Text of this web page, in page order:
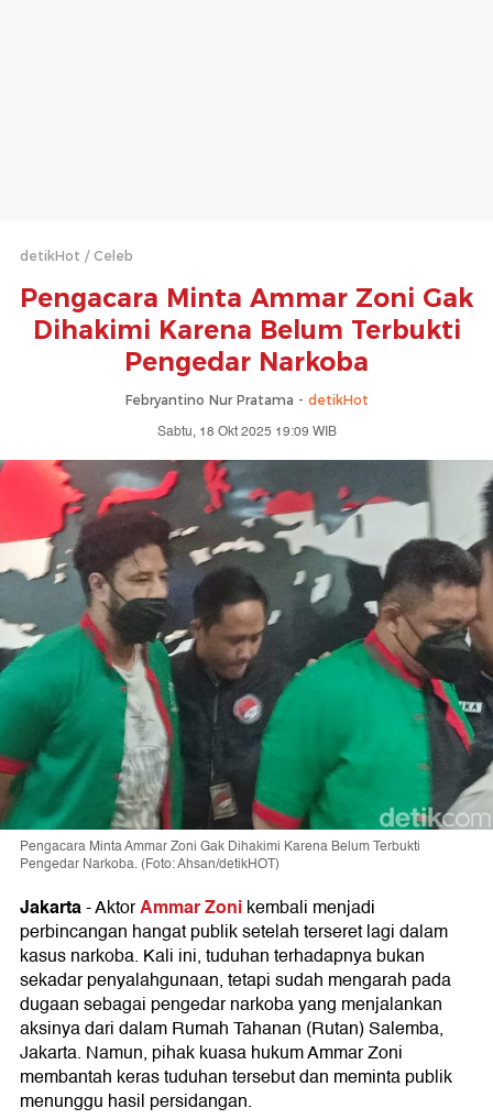
detikHot Celeb
Pengacara Minta Ammar Zoni Gak
Dihakimi Karena Belum Terbukti
Pengedar Narkoba
Febryantino Nur Pratama - detikHot
Sabtu, 18 Okt 2025 19:09 WIB
Pengacara Minta Ammar Zoni Gak Dihakimi Karena Belum Terbukti
Pengedar Narkoba. (Foto: Ahsan/detikHOT)
Jakarta-AktorAmmar Zonikembali menjadi
perbincangan hangat publik setelah terseret lagi dalam
kasus narkoba. Kali ini, tuduhan terhadapnya bukan
sekadar penyalahgunaan, tetapi sudah mengarah pada
dugaan sebagai pengedar narkoba yang menjalankan
aksinya dari dalam Rumah Tahanan (Rutan) Salemba,
Jakarta. Namun, pihak kuasa hukum Ammar Zoni
membantah keras tuduhan tersebut dan meminta publik
menunggu hasil persidangan.